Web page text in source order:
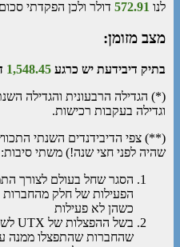
לנו 572.91 דולר ולכן הפקדתי
מצב מזומן:
בתיק דיבידעת יש כרגע 1,548.45
(*) הגדילה הרבעונית והגדילה
וגדילה בעקבות רכישות.
(**) צפי הדיבידנדים השנתי
שהיה לפני חצי שנה!) משתי סיבות:
הסגר שחל בעולם לצורך
הפעילות של חלק מהחברות
כשהן לא פעילות
שהחברות שהתפצלו ממנה